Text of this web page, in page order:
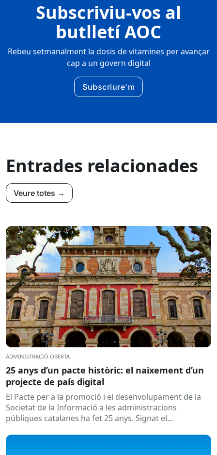
Subscriviu-vos al
butlletí AOC
Rebeu setmanalment la dosis de vitamines per avançar
cap a un govern digital
Subscriure'm
Entrades relacionades
Veure totes →
ADMINISTRACIÓ OBERTA
25 anys d’un pacte històric: el naixement d’un
projecte de país digital
El Pacte per a la promoció i el desenvolupament de la
Societat de la Informació a les administracions
públiques catalanes ha fet 25 anys. Signat el...